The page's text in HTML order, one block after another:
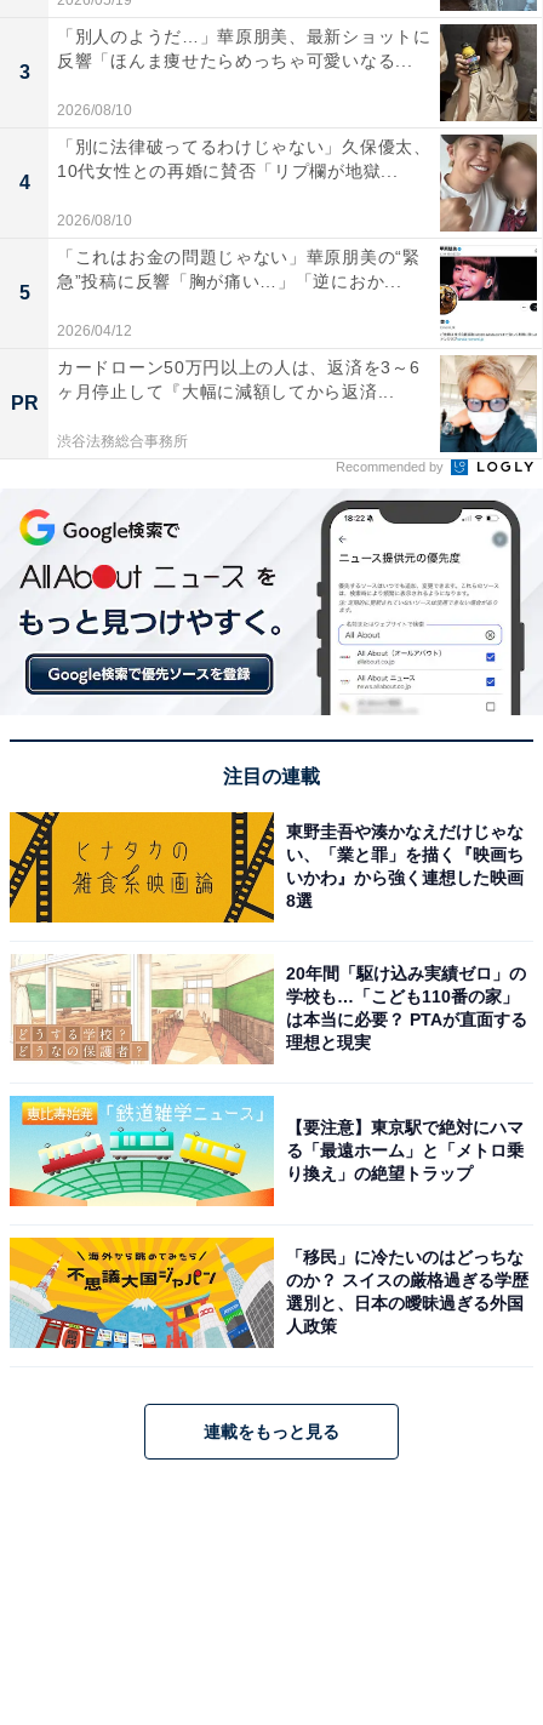
3
「別人のようだ…」華原朋美、最新ショットに
反響「ほんま痩せたらめっちゃ可愛いなる...
2026/08/10
4
「別に法律破ってるわけじゃない」久保優太、
10代女性との再婚に賛否「リプ欄が地獄...
2026/08/10
5
「これはお金の問題じゃない」華原朋美の“緊
急”投稿に反響「胸が痛い…」「逆におか...
2026/04/12
PR
カードローン50万円以上の人は、返済を3～6
ヶ月停止して『大幅に減額してから返済...
渋谷法務総合事務所
Recommended by
注目の連載
東野圭吾や湊かなえだけじゃな
い、「業と罪」を描く『映画ち
いかわ』から強く連想した映画
8選
20年間「駆け込み実績ゼロ」の
学校も…「こども110番の家」
は本当に必要？ PTAが直面する
理想と現実
【要注意】東京駅で絶対にハマ
る「最遠ホーム」と「メトロ乗
り換え」の絶望トラップ
「移民」に冷たいのはどっちな
のか？ スイスの厳格過ぎる学歴
選別と、日本の曖昧過ぎる外国
人政策
連載をもっと見る